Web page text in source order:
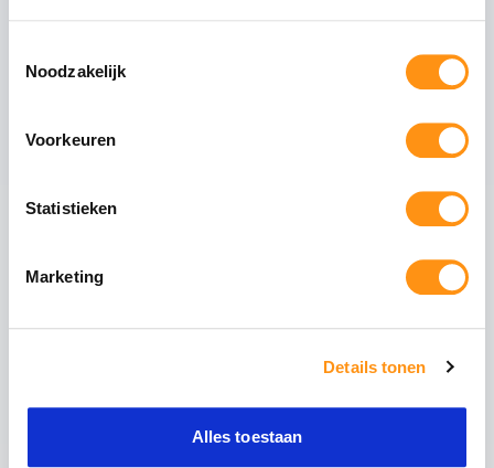
Noodzakelijk
Voorkeuren
Statistieken
Marketing
Details tonen
Alles toestaan
-rail systeem
Max. paneel gewicht
80 kg per paneel
ondergaat een speciaal thermisch proces waarbij
het glas wordt verhit tot circa 620°C en
permanente drukspanning in het oppervlak,
Bij breuk in kleine stompe stukjes valt